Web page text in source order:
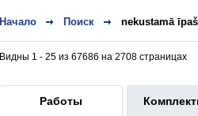
Начало Поиск nekustamā
Видны 1 - 25 из 67686 на 2708 страницах
Работы